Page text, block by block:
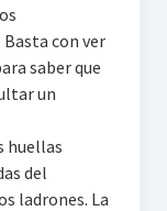
con ver
saber que
un
huellas
del
ladrones. La